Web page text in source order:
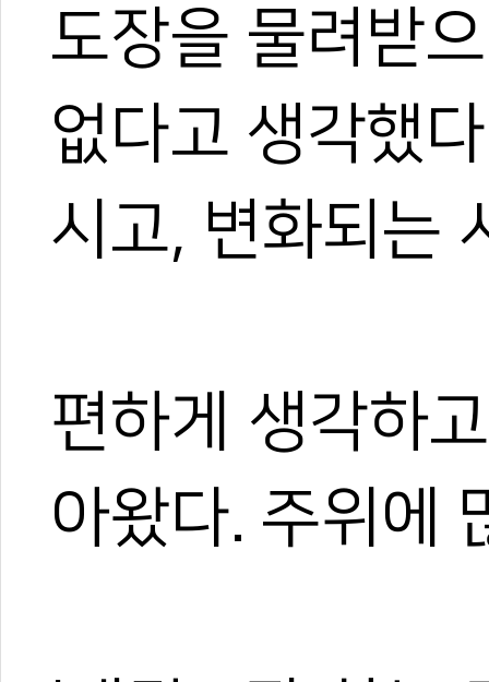
도장을 물려받
없다고 생각했
시고, 변화되는
편하게 생각하
아왔다. 주위에